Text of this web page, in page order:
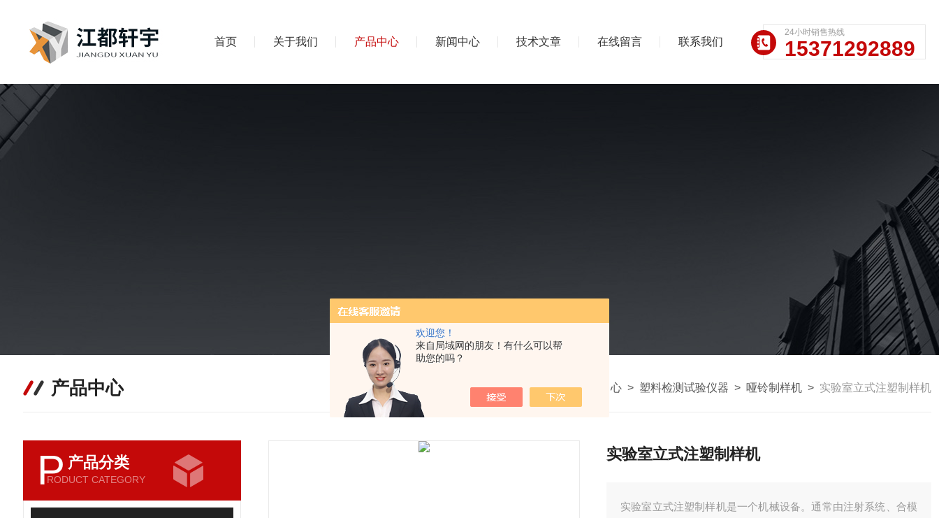
欢迎您！
来自局域网的朋友！有什么可以帮
助您的吗？
首页 关于我们 产品中心 新闻中心 技术文章 在线留言 联系我们
24小时销售热线
15371292889
产品中心 我的位置：首页>产品中心 > 塑料检测试验仪器 > 哑铃制样机 > 实验室立式注塑制样机
P 产品分类
RODUCT CATEGORY
实验室立式注塑制样机
实验室立式注塑制样机是一个机械设备。通常由注射系统、合模